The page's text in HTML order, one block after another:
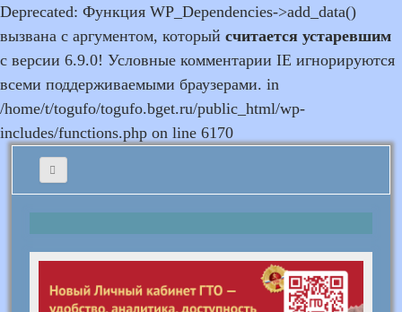
Deprecated: Функция WP_Dependencies->add_data()
вызвана с аргументом, который считается устаревшим
с версии 6.9.0! Условные комментарии IE игнорируются
всеми поддерживаемыми браузерами. in
/home/t/togufo/togufo.bget.ru/public_html/wp-
includes/functions.php on line 6170